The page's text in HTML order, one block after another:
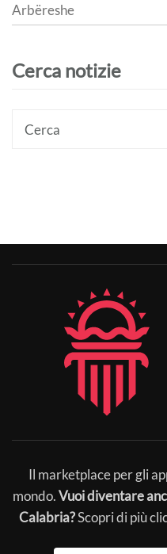
Arbëreshe
Cerca notizie
Il marketplace per gli
mondo.Vuoi diventare
Calabria?Scopri di più